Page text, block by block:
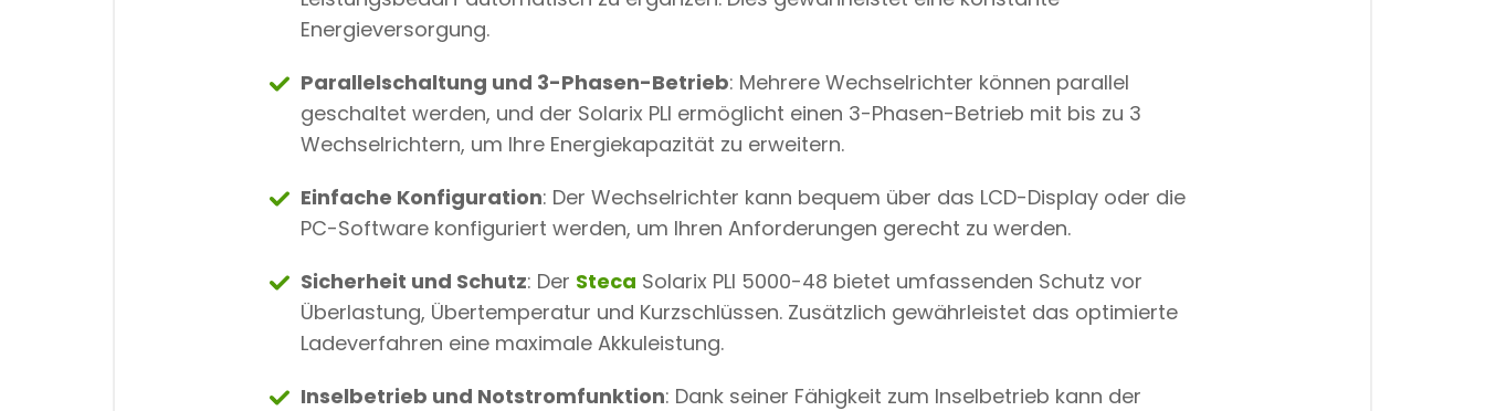
Energieversorgung.
Parallelschaltung und 3-Phasen-Betrieb: Mehrere Wechselrichter können parallel
geschaltet werden, und der Solarix PLI ermöglicht einen 3-Phasen-Betrieb mit bis zu 3
Wechselrichtern, um Ihre Energiekapazität zu erweitern.
Einfache Konfiguration: Der Wechselrichter kann bequem über das LCD-Display oder die
PC-Software konfiguriert werden, um Ihren Anforderungen gerecht zu werden.
Sicherheit und Schutz: Der Steca Solarix PLI 5000-48 bietet umfassenden Schutz vor
Überlastung, Übertemperatur und Kurzschlüssen. Zusätzlich gewährleistet das optimierte
Ladeverfahren eine maximale Akkuleistung.
Inselbetrieb und Notstromfunktion: Dank seiner Fähigkeit zum Inselbetrieb kann der